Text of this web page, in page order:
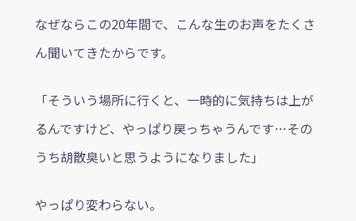
なぜならこの20年間で、こんな生のお声をたくさ
ん聞いてきたからです。
「そういう場所に行くと、一時的に気持ちは上が
るんですけど、やっぱり戻っちゃうんです…その
うち胡散臭いと思うようになりました」
やっぱり変わらない。